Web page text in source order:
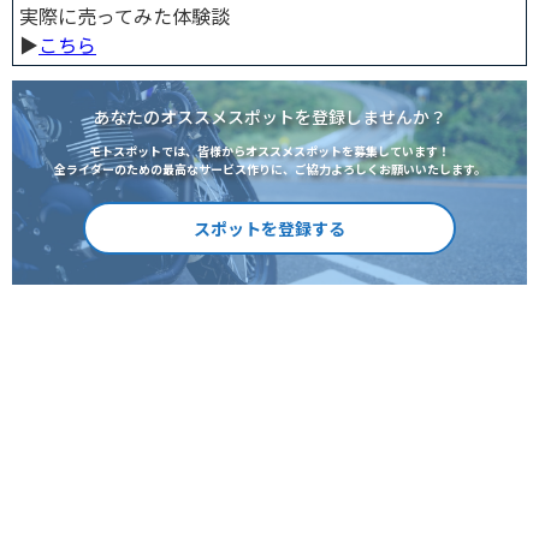
実際に売ってみた体験談
▶︎こちら
あなたのオススメスポットを登録しませんか？
モトスポットでは、皆様からオススメスポットを募集しています！
全ライダーのための最高なサービス作りに、ご協力よろしくお願いいたします。
スポットを登録する